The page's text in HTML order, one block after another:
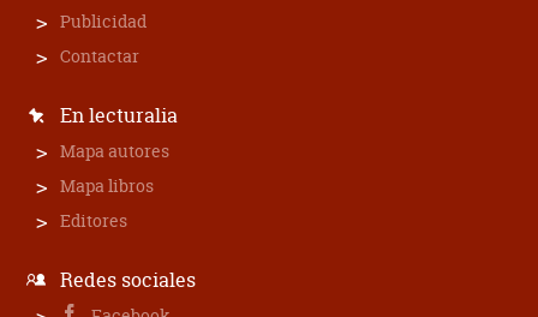
Publicidad
Contactar
En lecturalia
Mapa autores
Mapa libros
Editores
Redes sociales